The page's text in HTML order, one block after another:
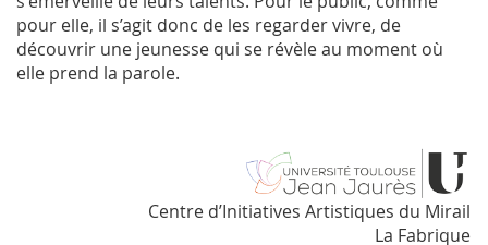
pour elle, il s’agit donc de les regarder vivre, de
découvrir une jeunesse qui se révèle au moment où
elle prend la parole.
Centre d’Initiatives Artistiques du Mirail
La Fabrique